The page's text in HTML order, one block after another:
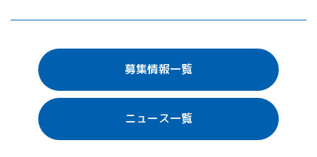
募集情報一覧
ニュース一覧